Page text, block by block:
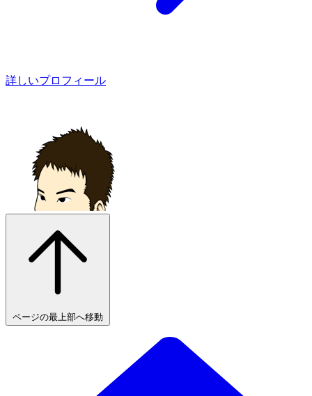
詳しいプロフィール
ページの最上部へ移動